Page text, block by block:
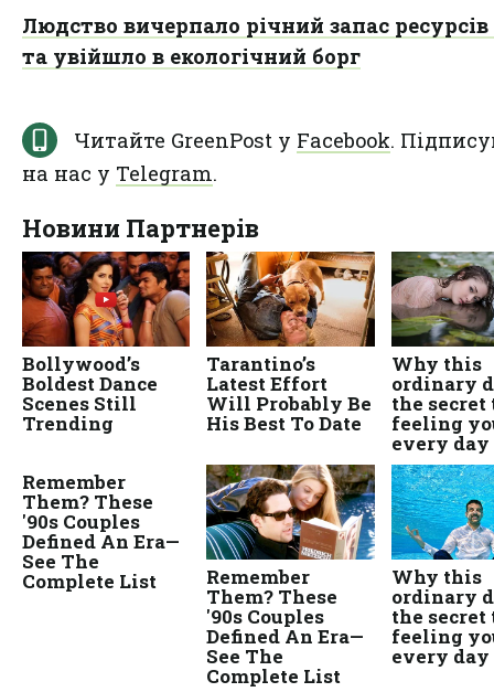
Людство вичерпало річний запас ресурсів
та увійшло в екологічний борг
Читайте GreenPost у Facebook.
на нас у Telegram.